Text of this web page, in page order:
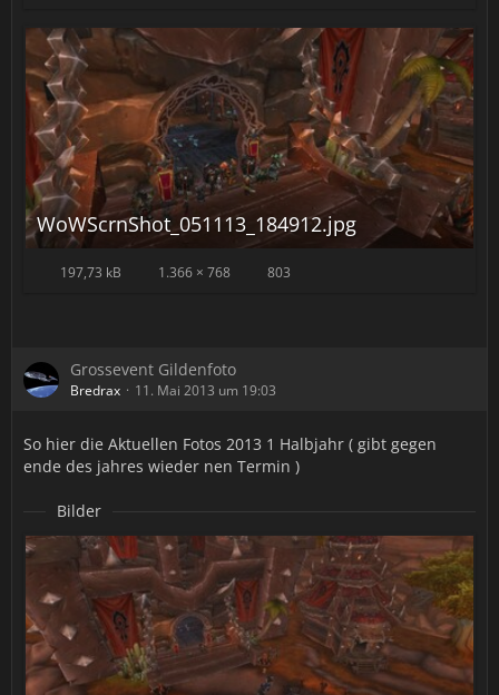
WoWScrnShot_051113_184912.jpg
197,73 kB 1.366 × 768 803
Grossevent Gildenfoto
Bredrax 11. Mai 2013 um 19:03
So hier die Aktuellen Fotos 2013 1 Halbjahr ( gibt gegen
ende des jahres wieder nen Termin )
Bilder